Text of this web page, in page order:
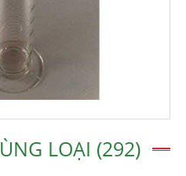
LOẠI (292)